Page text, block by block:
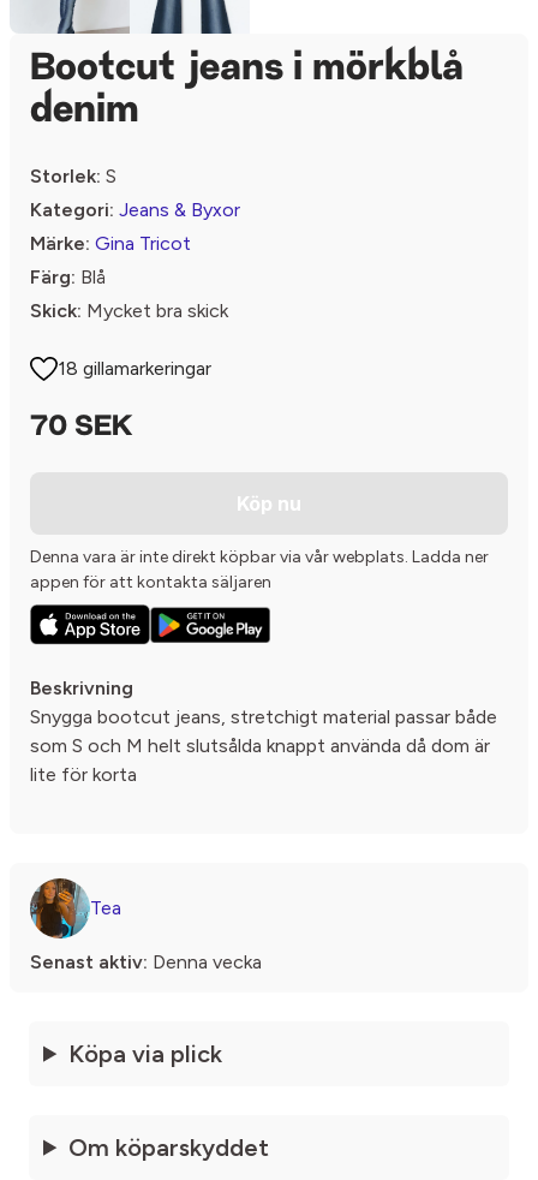
Bootcut jeans i mörkblå
denim
Storlek: S
Kategori: Jeans & Byxor
Märke: Gina Tricot
Färg: Blå
Skick: Mycket bra skick
18 gillamarkeringar
70 SEK
Köp nu
Denna vara är inte direkt köpbar via vår webplats. Ladda ner
appen för att kontakta säljaren
Beskrivning
Snygga bootcut jeans, stretchigt material passar både
som S och M helt slutsålda knappt använda då dom är
lite för korta
Tea
Senast aktiv: Denna vecka
Köpa via plick
Om köparskyddet